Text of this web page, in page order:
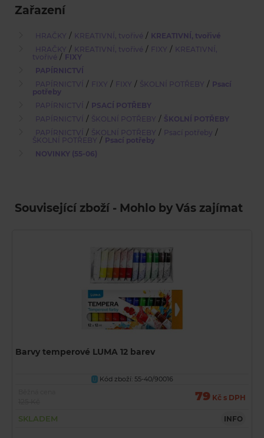
Zařazení
HRAČKY / KREATIVNÍ, tvořivé / KREATIVNÍ, tvořivé
HRAČKY / KREATIVNÍ, tvořivé / FIXY / KREATIVNÍ,
tvořivé / FIXY
PAPÍRNICTVÍ
PAPÍRNICTVÍ / FIXY / FIXY / ŠKOLNÍ POTŘEBY / Psací
potřeby
PAPÍRNICTVÍ / PSACÍ POTŘEBY
PAPÍRNICTVÍ / ŠKOLNÍ POTŘEBY / ŠKOLNÍ POTŘEBY
PAPÍRNICTVÍ / ŠKOLNÍ POTŘEBY / Psací potřeby /
ŠKOLNÍ POTŘEBY / Psací potřeby
NOVINKY (55-06)
Související zboží - Mohlo by Vás zajímat
Barvy temperové LUMA 12 barev
U Kód zboží: 55-40/90016
79 Kč s DPH
SKLADEM INFO